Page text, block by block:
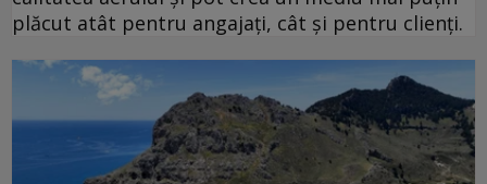
plăcut atât pentru angajați, cât și pentru clienți.